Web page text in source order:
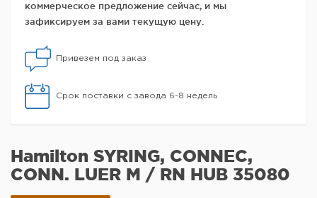
коммерческое предложение сейчас, и мы
зафиксируем за вами текущую цену.
Привезем под заказ
Срок поставки с завода 6-8 недель
Hamilton SYRING, CONNEC,
CONN. LUER M / RN HUB 35080